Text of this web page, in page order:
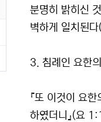
분명히 밝히신
벽하게 일치된
3. 침례인 요한
『또 이것이 요
하였더니』(요